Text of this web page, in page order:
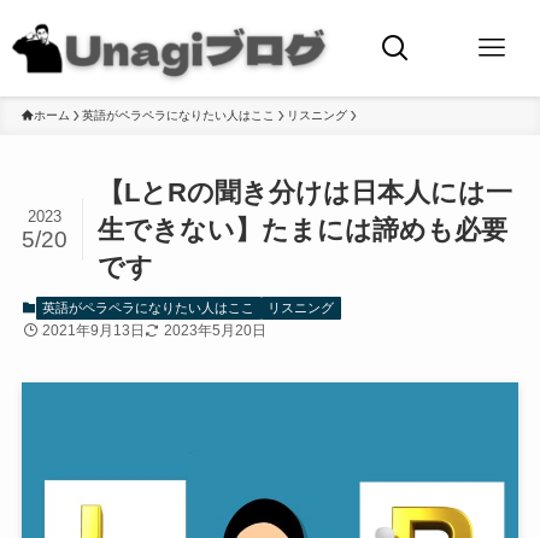
ホーム 英語がペラペラになりたい人はここ リスニング
【LとRの聞き分けは日本人には一
生できない】たまには諦めも必要
です
2023
5/20
英語がペラペラになりたい人はここ リスニング
2021年9月13日 2023年5月20日